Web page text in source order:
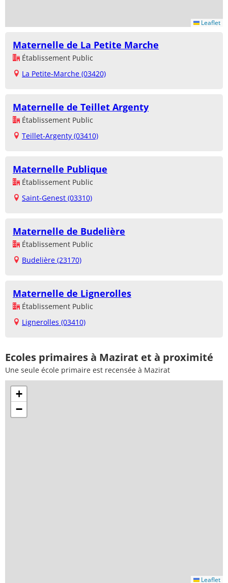
Leaflet
Maternelle de La Petite Marche
Établissement Public
La Petite-Marche (03420)
Maternelle de Teillet Argenty
Établissement Public
Teillet-Argenty (03410)
Maternelle Publique
Établissement Public
Saint-Genest (03310)
Maternelle de Budelière
Établissement Public
Budelière (23170)
Maternelle de Lignerolles
Établissement Public
Lignerolles (03410)
Ecoles primaires à Mazirat et à proximité
Une seule école primaire est recensée à Mazirat
+
−
Leaflet